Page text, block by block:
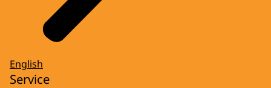
English
Service